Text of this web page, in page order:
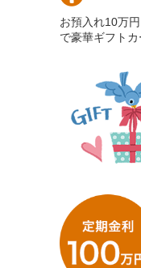
お預入れ10万
で豪華ギフトカ